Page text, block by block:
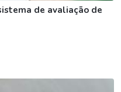
de avaliação de